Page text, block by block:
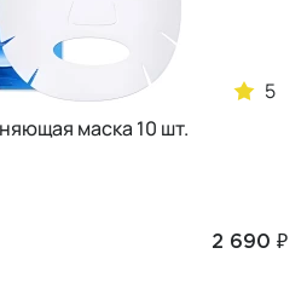
5
маска 10 шт.
2 690 ₽